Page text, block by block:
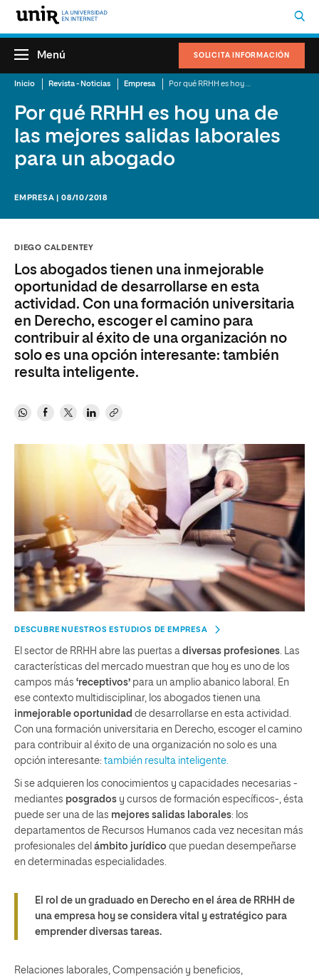
SOLICITA INFORMACIÓN
Menú
Inicio Revista - Noticias Empresa
Por qué RRHH es hoy una de
las mejores salidas laborales
para un abogado
EMPRESA | 08/10/2018
DIEGO CALDENTEY
Los abogados tienen una inmejorable
oportunidad de desarrollarse en esta
actividad. Con una formación universitaria
en Derecho, escoger el camino para
contribuir al éxito de una organización no
solo es una opción interesante: también
resulta inteligente.
DESCUBRE NUESTROS ESTUDIOS DE EMPRESA
El sector de RRHH abre las puertas a diversas profesiones. Las
características del mercado muestran que hoy es uno de los
campos más ‘receptivos’ para un amplio abanico laboral. En
ese contexto multidisciplinar, los abogados tienen una
inmejorable oportunidad de desarrollarse en esta actividad.
Con una formación universitaria en Derecho, escoger el camino
para contribuir al éxito de una organización no solo es una
opción interesante: también resulta inteligente.
Si se adquieren los conocimientos y capacidades necesarias -
mediantes posgrados y cursos de formación específicos-, ésta
puede ser una de las mejores salidas laborales: los
departamentos de Recursos Humanos cada vez necesitan más
profesionales del ámbito jurídico que puedan desempeñarse
en determinadas especialidades.
El rol de un graduado en Derecho en el área de RRHH de
una empresa hoy se considera vital y estratégico para
emprender diversas tareas.
Relaciones laborales, Compensación y beneficios,